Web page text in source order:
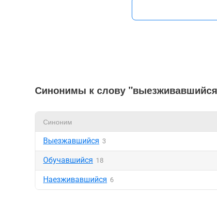
Синонимы к слову
Синоним
Выезжавшийся 3
Обучавшийся 18
Наезживавшийся 6